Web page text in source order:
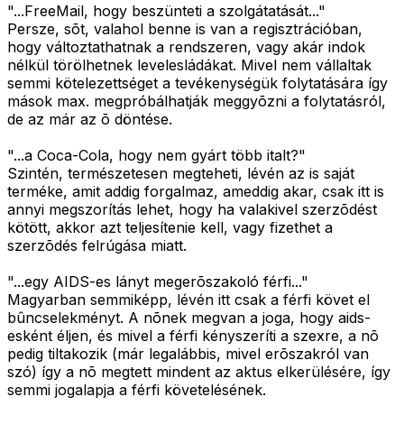
"...FreeMail, hogy beszünteti a szolgátatását..."
Persze, sõt, valahol benne is van a regisztrációban,
hogy változtathatnak a rendszeren, vagy akár indok
nélkül törölhetnek levelesládákat. Mivel nem vállaltak
semmi kötelezettséget a tevékenységük folytatására így
mások max. megpróbálhatják meggyõzni a folytatásról,
de az már az õ döntése.
"...a Coca-Cola, hogy nem gyárt több italt?"
Szintén, természetesen megteheti, lévén az is saját
terméke, amit addig forgalmaz, ameddig akar, csak itt is
annyi megszorítás lehet, hogy ha valakivel szerzõdést
kötött, akkor azt teljesítenie kell, vagy fizethet a
szerzõdés felrúgása miatt.
"...egy AIDS-es lányt megerõszakoló férfi..."
Magyarban semmiképp, lévén itt csak a férfi követ el
bûncselekményt. A nõnek megvan a joga, hogy aids-
esként éljen, és mivel a férfi kényszeríti a szexre, a nõ
pedig tiltakozik (már legalábbis, mivel erõszakról van
szó) így a nõ megtett mindent az aktus elkerülésére, így
semmi jogalapja a férfi követelésének.